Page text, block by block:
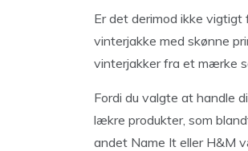
Er det derimod ikke
vinterjakke med skønne
vinterjakker fra et mærke
Fordi du valgte at handle
lækre produkter, som
andet Name It eller H&M